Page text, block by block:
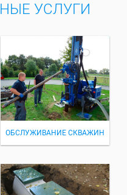
УСЛУГИ
ОБСЛУЖИВАНИЕ СКВАЖИН